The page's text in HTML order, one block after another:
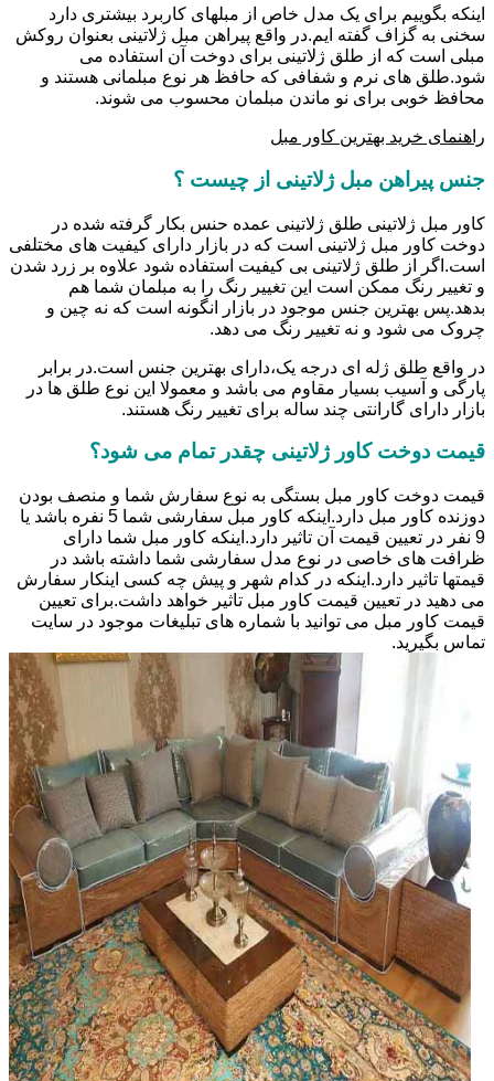
اینکه بگوییم برای یک مدل خاص از مبلهای کاربرد بیشتری دارد
سخنی به گزاف گفته ایم.در واقع پیراهن مبل ژلاتینی بعنوان روکش
مبلی است که از طلق ژلاتینی برای دوخت آن استفاده می
شود.طلق های نرم و شفافی که حافظ هر نوع مبلمانی هستند و
محافظ خوبی برای نو ماندن مبلمان محسوب می شوند.
راهنمای خرید بهترین کاور مبل
جنس پیراهن مبل ژلاتینی از چیست ؟
کاور مبل ژلاتینی طلق ژلاتینی عمده حنس بکار گرفته شده در
دوخت کاور مبل ژلاتینی است که در بازار دارای کیفیت های مختلفی
است.اگر از طلق ژلاتینی بی کیفیت استفاده شود علاوه بر زرد شدن
و تغییر رنگ ممکن است این تغییر رنگ را به مبلمان شما هم
بدهد.پس بهترین جنس موجود در بازار انگونه است که نه چین و
چروک می شود و نه تغییر رنگ می دهد.
در واقع طلق ژله ای درجه یک،دارای بهترین جنس است.در برابر
پارگی و آسیب بسیار مقاوم می باشد و معمولا این نوع طلق ها در
بازار دارای گارانتی چند ساله برای تغییر رنگ هستند.
قیمت دوخت کاور ژلاتینی چقدر تمام می شود؟
قیمت دوخت کاور مبل بستگی به نوع سفارش شما و منصف بودن
دوزنده کاور مبل دارد.اینکه کاور مبل سفارشی شما 5 نفره باشد یا
9 نفر در تعیین قیمت آن تاثیر دارد.اینکه کاور مبل شما دارای
ظرافت های خاصی در نوع مدل سفارشی شما داشته باشد در
قیمتها تاثیر دارد.اینکه در کدام شهر و پیش چه کسی اینکار سفارش
می دهید در تعیین قیمت کاور مبل تاثیر خواهد داشت.برای تعیین
قیمت کاور مبل می توانید با شماره های تبلیغات موجود در سایت
تماس بگیرید.